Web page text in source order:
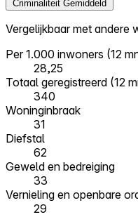
Criminaliteit Gemiddeld
Vergelijkbaar met andere
Per 1.000 inwoners (12
28,25
Totaal geregistreerd (12
340
Woninginbraak
31
Diefstal
62
Geweld en bedreiging
33
Vernieling en openbare
29